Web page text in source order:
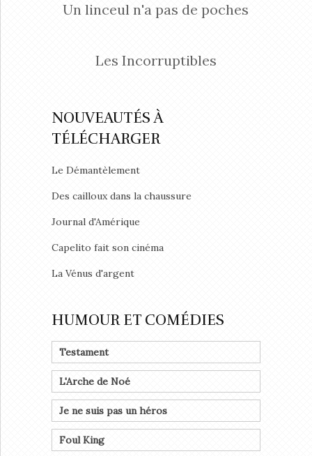
Un linceul n'a pas de poches
Les Incorruptibles
NOUVEAUTÉS À
TÉLÉCHARGER
Le Démantèlement
Des cailloux dans la chaussure
Journal d'Amérique
Capelito fait son cinéma
La Vénus d'argent
HUMOUR ET COMÉDIES
Testament
L'Arche de Noé
Je ne suis pas un héros
Foul King